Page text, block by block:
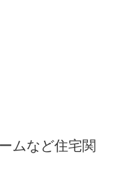
ムなど住宅関